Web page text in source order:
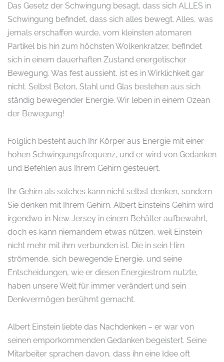
Das Gesetz der Schwingung besagt, dass sich ALLES in
Schwingung befindet, dass sich alles bewegt. Alles, was
jemals erschaffen wurde, vom kleinsten atomaren
Partikel bis hin zum höchsten Wolkenkratzer, befindet
sich in einem dauerhaften Zustand energetischer
Bewegung. Was fest aussieht, ist es in Wirklichkeit gar
nicht. Selbst Beton, Stahl und Glas bestehen aus sich
ständig bewegender Energie. Wir leben in einem Ozean
der Bewegung!
Folglich besteht auch Ihr Körper aus Energie mit einer
hohen Schwingungsfrequenz, und er wird von Gedanken
und Befehlen aus Ihrem Gehirn gesteuert.
Ihr Gehirn als solches kann nicht selbst denken, sondern
Sie denken mit Ihrem Gehirn. Albert Einsteins Gehirn wird
irgendwo in New Jersey in einem Behälter aufbewahrt,
doch es kann niemandem etwas nützen, weil Einstein
nicht mehr mit ihm verbunden ist. Die in sein Hirn
strömende, sich bewegende Energie, und seine
Entscheidungen, wie er diesen Energiestrom nutzte,
haben unsere Welt für immer verändert und sein
Denkvermögen berühmt gemacht.
Albert Einstein liebte das Nachdenken – er war von
seinen emporkommenden Gedanken begeistert. Seine
Mitarbeiter sprachen davon, dass ihn eine Idee oft